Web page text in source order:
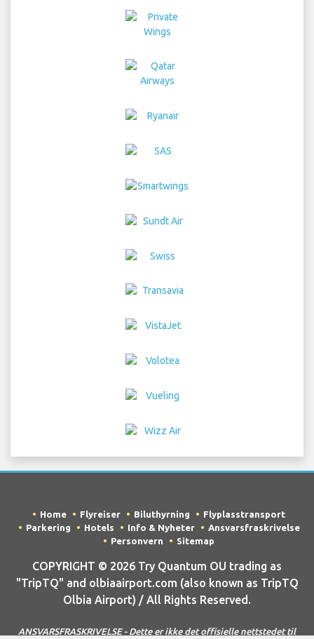
Home Flyreiser Biluthyrning
Flyplasstransport
Parkering
Hotels Info & Nyheter
Ansvarsfraskrivelse
Personvern
Sitemap
COPYRIGHT © 2026 Try Quantum OU trading as
"TripTQ" and olbiaairport.com (also known as TripTQ
Olbia Airport) / All Rights Reserved.
ANSVARSFRASKRIVELSE - Dette er ikke det offisielle nettstedet til